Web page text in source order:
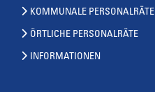
KOMMUNALE PERSONALRÄTE
ÖRTLICHE PERSONALRÄTE
INFORMATIONEN